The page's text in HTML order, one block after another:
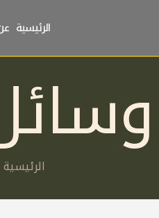
الرئيسية
الرئيسية